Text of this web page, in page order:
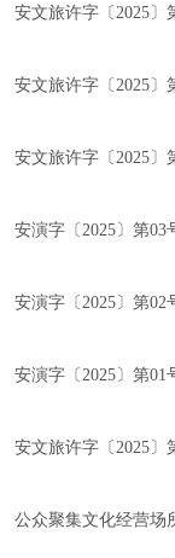
安文旅许字〔2025〕
安文旅许字〔2025〕
安文旅许字〔2025〕
安演字〔2025〕第03
安演字〔2025〕第02
安演字〔2025〕第01
安文旅许字〔2025〕
公众聚集文化经营场